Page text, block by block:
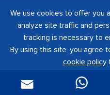
Telif hakkı © SHENZHEN
Tüm
粤ICP备16060242号-1

We use cookies to offer you
analyze site traffic and
tracking is necessary to
By using this site, you agree
cookie policy
Reject